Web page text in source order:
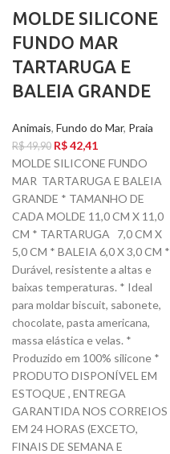
MOLDE SILICONE
FUNDO MAR
TARTARUGA E
BALEIA GRANDE
Animais, Fundo do Mar, Praia
R$49,90 R$42,41
MOLDE SILICONE FUNDO
MAR TARTARUGA E BALEIA
GRANDE * TAMANHO DE
CADA MOLDE 11,0 CM X 11,0
CM * TARTARUGA 7,0 CM X
5,0 CM * BALEIA 6,0 X 3,0 CM *
Durável, resistente a altas e
baixas temperaturas. * Ideal
para moldar biscuit, sabonete,
chocolate, pasta americana,
massa elástica e velas. *
Produzido em 100% silicone *
PRODUTO DISPONÍVEL EM
ESTOQUE , ENTREGA
GARANTIDA NOS CORREIOS
EM 24 HORAS (EXCETO,
FINAIS DE SEMANA E